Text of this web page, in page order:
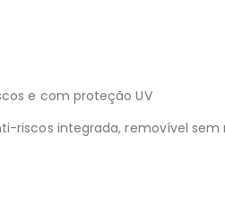
e com proteção UV
riscos integrada, removível